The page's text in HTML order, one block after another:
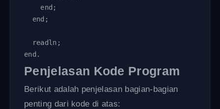
    end;
  end;
  readln;
end.
Penjelasan Kode Program
Berikut adalah penjelasan bagian-bagian
penting dari kode di atas: